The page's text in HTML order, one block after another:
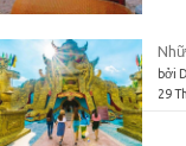
bởi
29